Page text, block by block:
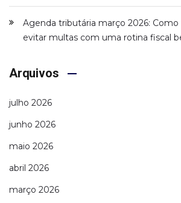
Agenda tributária março 2026: Como
evitar multas com uma rotina fiscal
Arquivos
julho 2026
junho 2026
maio 2026
abril 2026
março 2026